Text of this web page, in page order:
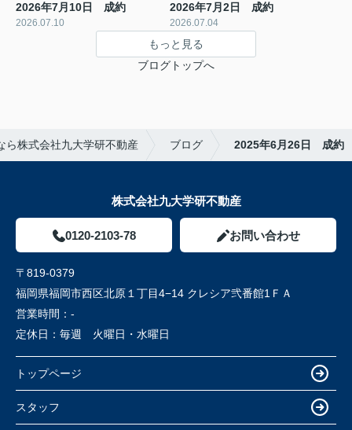
2026年7月10日 成約
2026.07.10
2026年7月2日 成約
2026.07.04
もっと見る
ブログトップへ
ら株式会社九大学研不動産 ブログ 2025年6月26日 成約
株式会社九大学研不動産
0120-2103-78 お問い合わせ
〒819-0379
福岡県福岡市西区北原１丁目4−14 クレシア弐番館1ＦＡ
営業時間： -
定休日： 毎週 火曜日・水曜日
トップページ
スタッフ